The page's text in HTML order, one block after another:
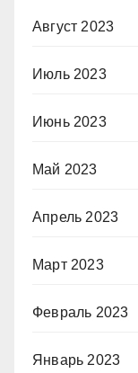
Август 2023
Июль 2023
Июнь 2023
Май 2023
Апрель 2023
Март 2023
Февраль 2023
Январь 2023